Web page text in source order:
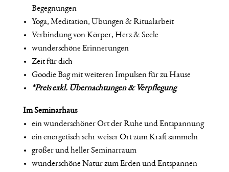
Begegnungen
Yoga, Meditation, Übungen & Ritualarbeit
Verbindung von Körper, Herz & Seele
wunderschöne Erinnerungen
Zeit für dich
Goodie Bag mit weiteren Impulsen für zu Hause
*Preis exkl. Übernachtungen & Verpflegung
Im Seminarhaus
ein wunderschöner Ort der Ruhe und Entspannung
ein energetisch sehr weiser Ort zum Kraft sammeln
großer und heller Seminarraum
wunderschöne Natur zum Erden und Entspannen